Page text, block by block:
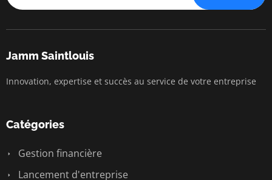
Jamm Saintlouis
Innovation, expertise et succès au service de votre entreprise
Catégories
Gestion financière
Lancement d'entreprise